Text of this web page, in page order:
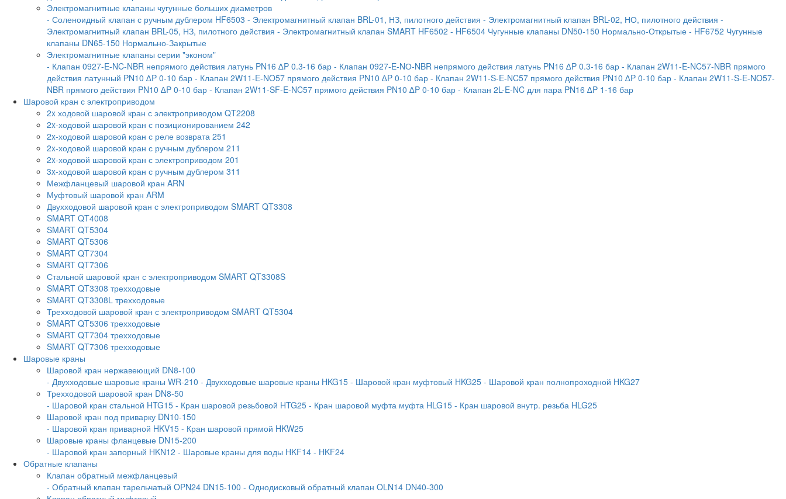
Электромагнитные клапаны чугунные больших диаметров
- Соленоидный клапан с ручным дублером HF6503 - Электромагнитный клапан BRL-01, НЗ, пилотного действия - Электромагнитный клапан BRL-02, НО, пилотного действия -
Электромагнитный клапан BRL-05, НЗ, пилотного действия - Электромагнитный клапан SMART HF6502 - HF6504 Чугунные клапаны DN50-150 Нормально-Открытые - HF6752 Чугунные
клапаны DN65-150 Нормально-Закрытые
Электромагнитные клапаны серии "эконом"
- Клапан 0927-E-NC-NBR непрямого действия латунь PN16 ∆P 0.3-16 бар - Клапан 0927-E-NО-NBR непрямого действия латунь PN16 ∆P 0.3-16 бар - Клапан 2W11-E-NC57-NBR прямого
действия латунный PN10 ∆P 0-10 бар - Клапан 2W11-E-NO57 прямого действия PN10 ∆P 0-10 бар - Клапан 2W11-S-E-NC57 прямого действия PN10 ∆P 0-10 бар - Клапан 2W11-S-E-NO57-
NBR прямого действия PN10 ∆P 0-10 бар - Клапан 2W11-SF-E-NC57 прямого действия PN10 ∆P 0-10 бар - Клапан 2L-E-NC для пара PN16 ∆P 1-16 бар
Шаровой кран с электроприводом
2x ходовой шаровой кран с электроприводом QT2208
2x-ходовой шаровой кран с позиционированием 242
2x-ходовой шаровой кран с реле возврата 251
2x-ходовой шаровой кран с ручным дублером 211
2x-ходовой шаровой кран с электроприводом 201
3x-ходовой шаровой кран с ручным дублером 311
Межфланцевый шаровой кран ARN
Муфтовый шаровой кран ARM
Двухходовой шаровой кран с электроприводом SMART QT3308
SMART QT4008
SMART QT5304
SMART QT5306
SMART QT7304
SMART QT7306
Стальной шаровой кран с электроприводом SMART QT3308S
SMART QT3308 трехходовые
SMART QT3308L трехходовые
Трехходовой шаровой кран с электроприводом SMART QT5304
SMART QT5306 трехходовые
SMART QT7304 трехходовые
SMART QT7306 трехходовые
Шаровые краны
Шаровой кран нержавеющий DN8-100
- Двухходовые шаровые краны WR-210 - Двухходовые шаровые краны HKG15 - Шаровой кран муфтовый HKG25 - Шаровой кран полнопроходной HKG27
Трехходовой шаровой кран DN8-50
- Шаровой кран стальной HTG15 - Кран шаровой резьбовой HTG25 - Кран шаровой муфта муфта HLG15 - Кран шаровой внутр. резьба HLG25
Шаровой кран под приварку DN10-150
- Шаровой кран приварной HKV15 - Кран шаровой прямой HKW25
Шаровые краны фланцевые DN15-200
- Шаровой кран запорный HKN12 - Шаровые краны для воды HKF14 - HKF24
Обратные клапаны
Клапан обратный межфланцевый
- Обратный клапан тарельчатый OPN24 DN15-100 - Однодисковый обратный клапан OLN14 DN40-300